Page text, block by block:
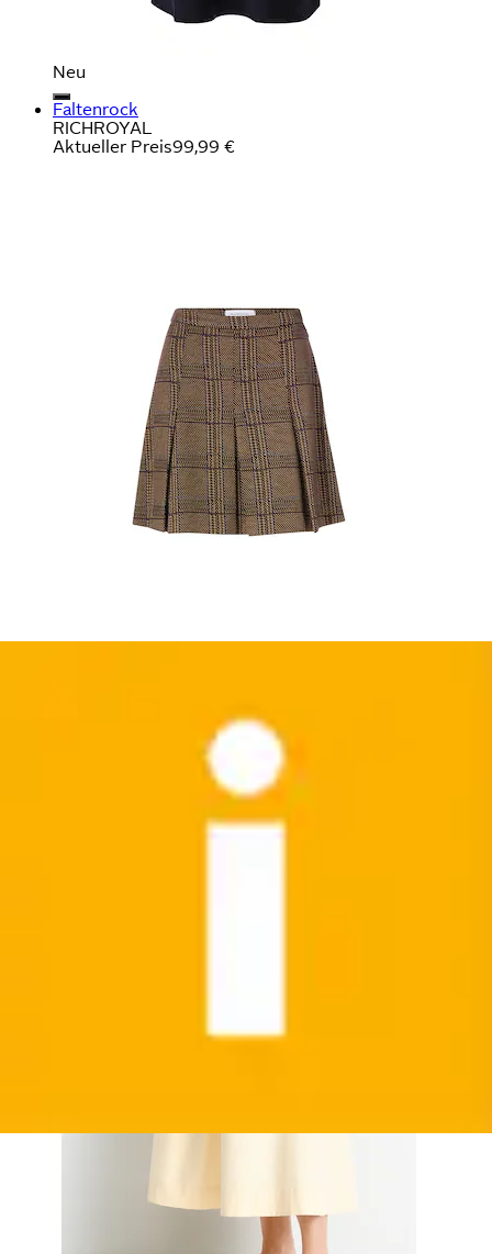
Neu
Faltenrock
RICHROYAL
Aktueller Preis99,99 €
Midirock Regular fit mit Kordelzug
Ursprünglicher PreisUVP 99,95 €
67,99 €